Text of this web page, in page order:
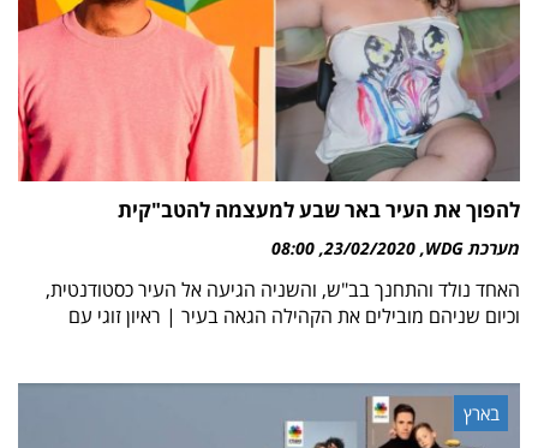
להפוך את העיר באר שבע למעצמה להטב"קית
מערכת WDG 23/02/2020
08:00
האחד נולד והתחנך בב"ש, והשניה הגיעה אל העיר כסטודנטית,
וכיום שניהם מובילים את הקהילה הגאה בעיר | ראיון זוגי עם
בארץ